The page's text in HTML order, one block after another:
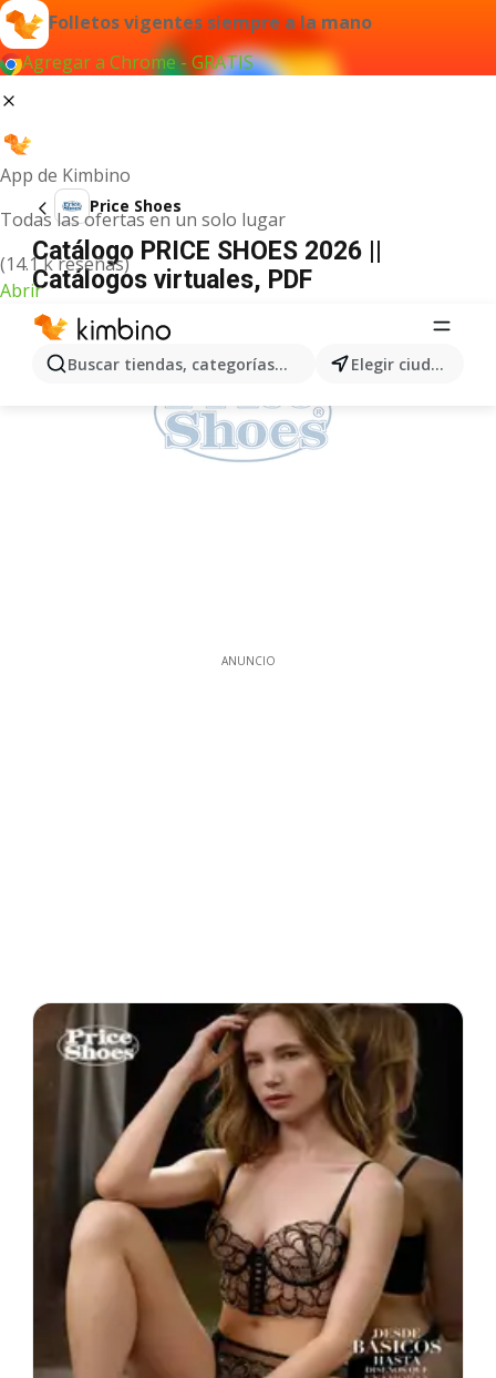
Folletos vigentes siempre a la mano
Agregar a Chrome - GRATIS
App de Kimbino
Todas las ofertas en un solo lugar
(14.1 k reseñas)
Abrir
Buscar tiendas, categorías, productos... Elegir ciudad
Price Shoes
Catálogo PRICE SHOES 2026 ||
Catálogos virtuales, PDF
ANUNCIO